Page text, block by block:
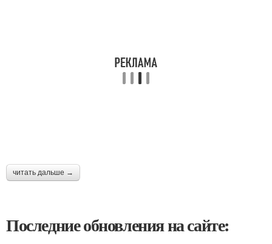
читать дальше →
Последние обновления на сайте: